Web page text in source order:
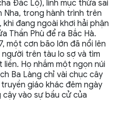
Đắc Lộ), linh mục thừa sai
Nha, trong hành trình trên
đang ngoài khơi hải phận
Thần Phù để ra Bắc Hà.
một cơn bão lớn đã nổi lên
người trên tàu lo sợ và tìm
Họ nhắm một ngọn núi
Ba Làng chỉ vài chục cây
giáo khác đêm ngày
vào sự bầu cử của